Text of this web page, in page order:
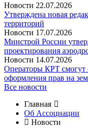
Новости 22.07.2026
Утверждена новая
территорий
Новости 17.07.2026
Минстрой России
проектирования
Новости 14.07.2026
Операторы КРТ смогут
оформления прав на
Все новости
Главная
Об Ассоциации
Новости